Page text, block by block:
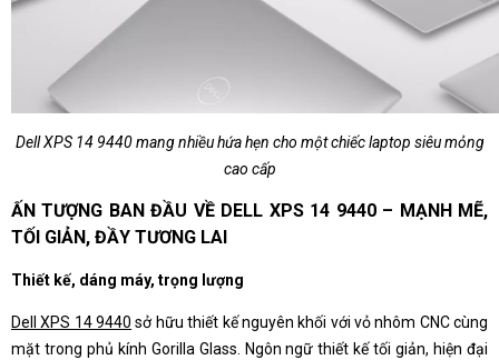
Dell XPS 14 9440 mang nhiều hứa hẹn cho một chiếc laptop siêu mỏng
cao cấp
ẤN TƯỢNG BAN ĐẦU VỀ DELL XPS 14 9440 – MẠNH MẼ,
TỐI GIẢN, ĐẦY TƯƠNG LAI
Thiết kế, dáng máy, trọng lượng
Dell XPS 14 9440 sở hữu thiết kế nguyên khối với vỏ nhôm CNC cùng
mặt trong phủ kính Gorilla Glass. Ngôn ngữ thiết kế tối giản, hiện đại